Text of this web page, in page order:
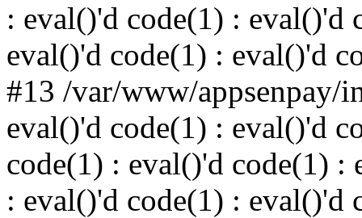
: eval()'d code(1) : eval()'d
eval()'d code(1) : eval()'d
#13 /var/www/appsenpay/
eval()'d code(1) : eval()'d
code(1) : eval()'d code(1) :
: eval()'d code(1) : eval()'d